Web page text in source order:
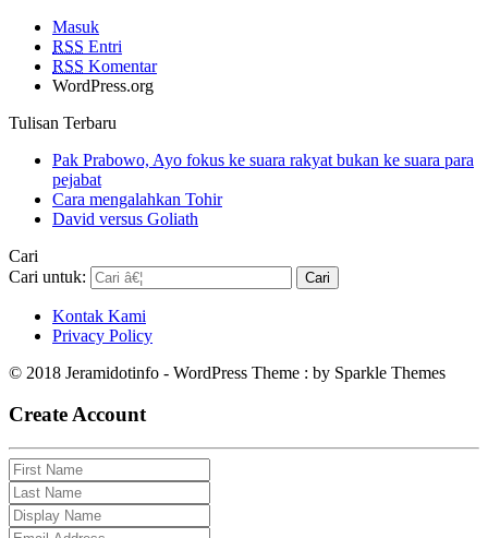
Masuk
RSS Entri
RSS Komentar
WordPress.org
Tulisan Terbaru
Pak Prabowo, Ayo fokus ke suara rakyat bukan ke suara para
pejabat
Cara mengalahkan Tohir
David versus Goliath
Cari
Cari untuk:
Kontak Kami
Privacy Policy
© 2018 Jeramidotinfo - WordPress Theme : by Sparkle Themes
Create Account